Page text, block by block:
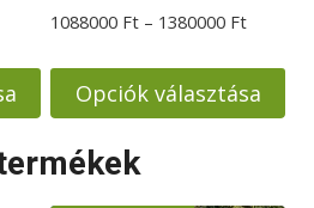
Ft
1088000 Ft – 1380000 Ft
-
Opciók választása
a